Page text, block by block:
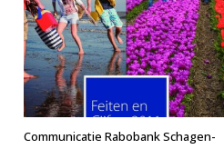
Communicatie Rabobank Schagen-